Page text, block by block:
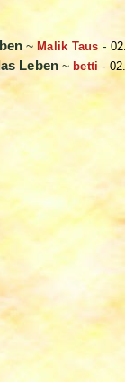
~ Malik Taus-
Leben ~ betti -